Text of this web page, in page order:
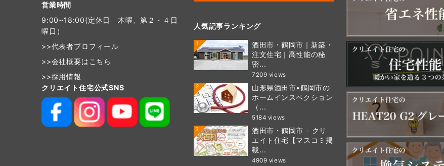
営業時間
9:00~18:00(定休日 木曜、第２・４日
曜日）
>>代表者プロフィール
>>会社概要はこちら
>>採用情報
クリエイト住宅公式SNS
人気記事ランキング
1
酒田市・鶴岡市｜新築・
注文住宅｜高性能の秘
密...
7209 views
2
山形県酒田市•鶴岡市の
ホームインスペクション
（...
5184 views
3
酒田市・鶴岡市 - クリ
エイト住宅【マスコミ掲
載...
4909 views